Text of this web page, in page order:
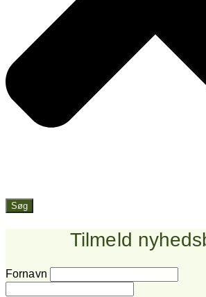
Søg
Tilmeld
Fornavn